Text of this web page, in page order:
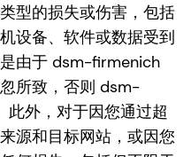
型的损失或伤害，包括
设备、软件或数据受到
由于 dsm-firmenich
所致，否则 dsm-
外，对于因您通过超
源和目标网站，或因您